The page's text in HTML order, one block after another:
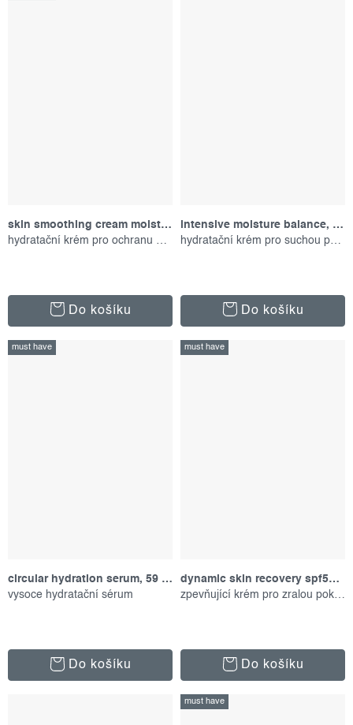
skin smoothing cream moisturizer, 150 ml
Do košíku
intensive moisture balance, 50 ml
Do košíku
must have
circular hydration serum, 59 ml
vysoce hydratační sérum
Do košíku
must have
dynamic skin recovery spf50, 100 ml
zpevňující krém pro zralou pokožku
Do košíku
must have